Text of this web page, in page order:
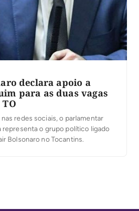
declara apoio a
para as duas vagas
TO
redes sociais, o parlamentar
representa o grupo político ligado
Bolsonaro no Tocantins.